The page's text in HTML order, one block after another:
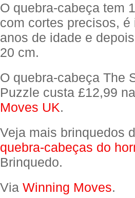
O quebra-cabeça tem
com cortes precisos,
anos de idade e
20 cm.
O quebra-cabeça The
Puzzle custa £12,99
Moves UK.
Veja mais brinquedos
quebra-cabeças do
Brinquedo.
Via Winning Moves.